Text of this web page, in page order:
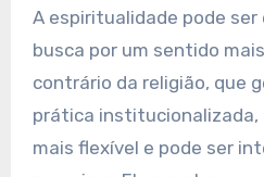
A espiritualidade pode
busca por um sentido
contrário da religião, que
prática institucionalizada,
mais flexível e pode ser